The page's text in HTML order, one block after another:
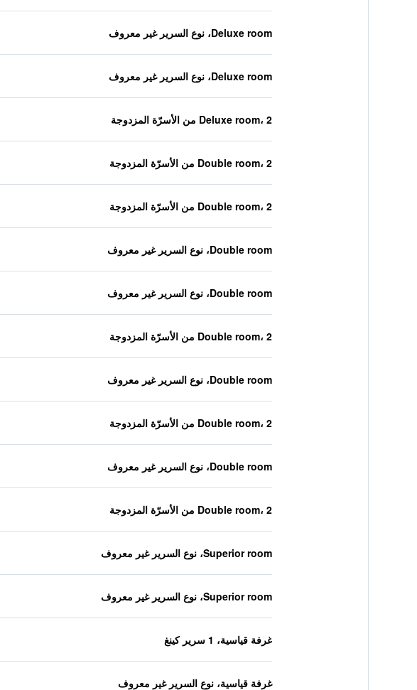
Deluxe room، نوع السرير غير معروف
Deluxe room، نوع السرير غير معروف
Deluxe room، 2 من الأسرّة المزدوجة
Double room، 2 من الأسرّة المزدوجة
Double room، 2 من الأسرّة المزدوجة
Double room، نوع السرير غير معروف
Double room، نوع السرير غير معروف
Double room، 2 من الأسرّة المزدوجة
Double room، نوع السرير غير معروف
Double room، 2 من الأسرّة المزدوجة
Double room، نوع السرير غير معروف
Double room، 2 من الأسرّة المزدوجة
Superior room، نوع السرير غير معروف
Superior room، نوع السرير غير معروف
غرفة قياسية، 1 سرير كينغ
غرفة قياسية، نوع السرير غير معروف